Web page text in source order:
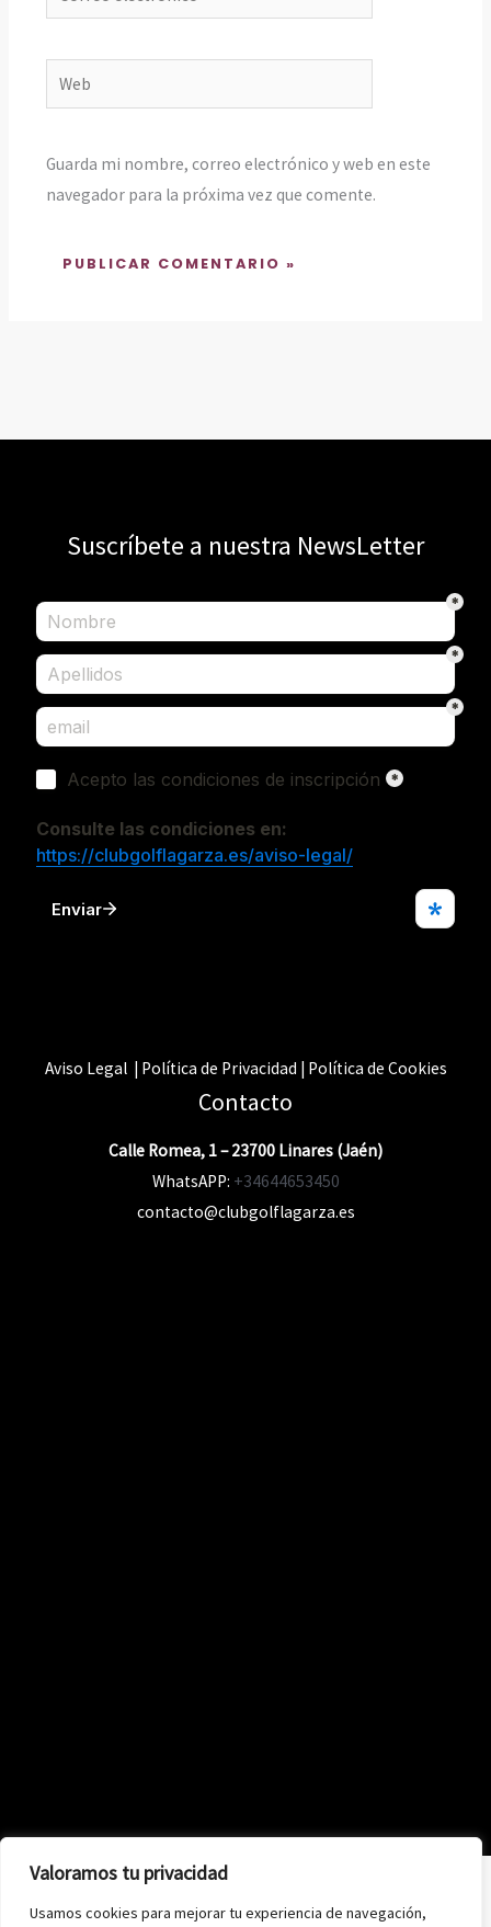
Valoramos tu privacidad
Usamos cookies para mejorar tu experiencia de navegación,
electrónico*
Web
Guarda mi nombre, correo electrónico y web en este
navegador para la próxima vez que comente.
Suscríbete a nuestra NewsLetter
Aviso Legal | Política de Privacidad | Política de Cookies
Contacto
Calle Romea, 1 – 23700 Linares (Jaén)
WhatsAPP: +34644653450
contacto@clubgolflagarza.es